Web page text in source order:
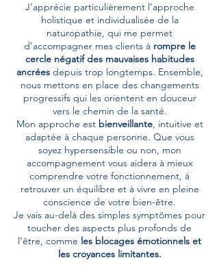
J’apprécie particulièrement l’approche
holistique et individualisée de la
naturopathie, qui me permet
d’accompagner mes clients àrompre le
cercle négatif des mauvaises habitudes
ancréesdepuis trop longtemps. Ensemble,
nous mettons en place des changements
progressifs qui les orientent en douceur
vers le chemin de la santé.
Mon approche est bienveillante, intuitive et
adaptée à chaque personne. Que vous
soyez hypersensible ou non, mon
accompagnement vous aidera à mieux
comprendre votre fonctionnement, à
retrouver un équilibre et à vivre en pleine
conscience de votre bien-être.
Je vais au-delà des simples symptômes pour
toucher des aspects plus profonds de
l’être, comme les blocages émotionnels et
les croyances limitantes.